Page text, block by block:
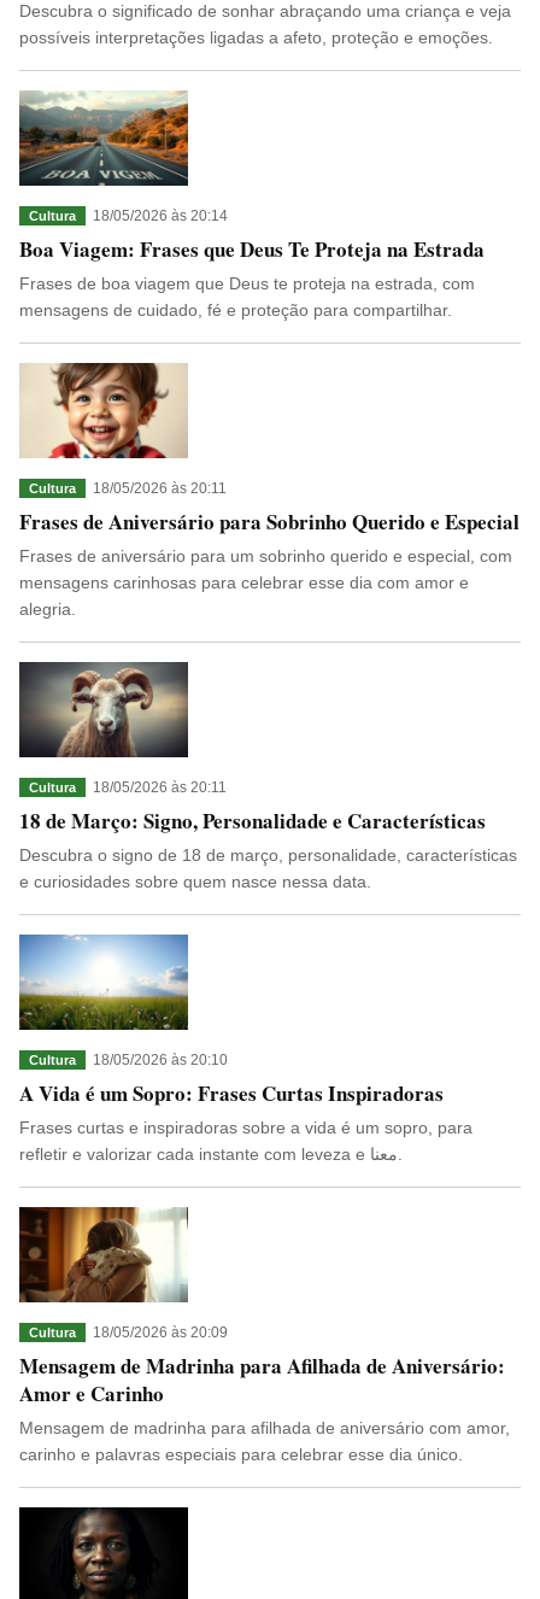
Descubra o significado de sonhar abraçando uma criança e veja
possíveis interpretações ligadas a afeto, proteção e emoções.
Cultura 18/05/2026 às 20:14
Boa Viagem: Frases que Deus Te Proteja na Estrada
Frases de boa viagem que Deus te proteja na estrada, com
mensagens de cuidado, fé e proteção para compartilhar.
Cultura 18/05/2026 às 20:11
Frases de Aniversário para Sobrinho Querido e Especial
Frases de aniversário para um sobrinho querido e especial, com
mensagens carinhosas para celebrar esse dia com amor e
alegria.
Cultura 18/05/2026 às 20:11
18 de Março: Signo, Personalidade e Características
Descubra o signo de 18 de março, personalidade, características
e curiosidades sobre quem nasce nessa data.
Cultura 18/05/2026 às 20:10
A Vida é um Sopro: Frases Curtas Inspiradoras
Frases curtas e inspiradoras sobre a vida é um sopro, para
Cultura 18/05/2026 às 20:09
Mensagem de Madrinha para Afilhada de Aniversário:
Amor e Carinho
Mensagem de madrinha para afilhada de aniversário com amor,
carinho e palavras especiais para celebrar esse dia único.